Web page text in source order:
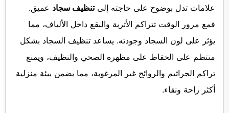
علامات تدل بوضوح على حاجته إلىتنظيف سجاد عميق.
فمع مرور الوقت تتراكم الأتربة والبقع داخل الألياف، مما
يؤثر على لون السجاد وجودته. يساعد تنظيف السجاد بشكل
منتظم على الحفاظ على مظهره الصحي والنظيف، ويمنع
تراكم الجراثيم والروائح غير المرغوبة، مما يضمن بيئة منزلية
أكثر راحة ونقاء.